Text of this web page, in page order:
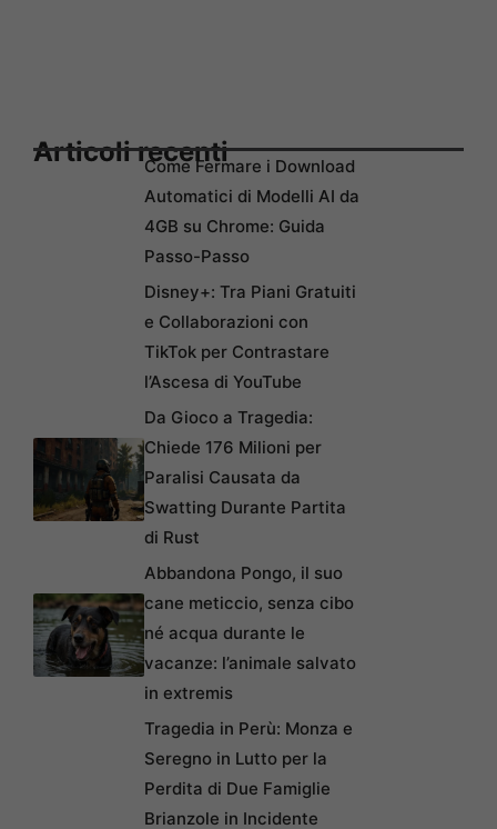
Articoli recentiCome Fermare i Download
Automatici di Modelli AI da
4GB su Chrome: Guida
Passo-Passo
Disney+: Tra Piani Gratuiti
e Collaborazioni con
TikTok per Contrastare
l’Ascesa di YouTube
Da Gioco a Tragedia:
Chiede 176 Milioni per
Paralisi Causata da
Swatting Durante Partita
di Rust
Abbandona Pongo, il suo
cane meticcio, senza cibo
né acqua durante le
vacanze: l’animale salvato
in extremis
Tragedia in Perù: Monza e
Seregno in Lutto per la
Perdita di Due Famiglie
Brianzole in Incidente